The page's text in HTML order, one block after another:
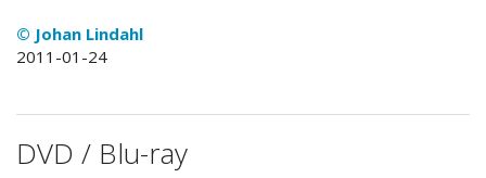
© Johan Lindahl
2011-01-24
DVD / Blu-ray